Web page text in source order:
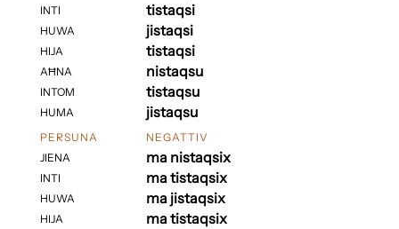
INTI
HUWA
HIJA
AĦNA
INTOM
HUMA
tistaqsi
jistaqsi
tistaqsi
nistaqsu
tistaqsu
jistaqsu
PERSUNA
JIENA
INTI
HUWA
HIJA
NEGATTIV
ma nistaqsix
ma tistaqsix
ma jistaqsix
ma tistaqsix